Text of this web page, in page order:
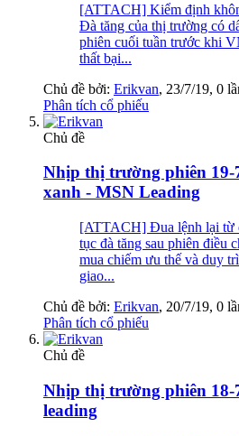
[ATTACH] Kiểm định
Đà tăng của thị trường có
phiên cuối tuần trước khi
thất bại...
Chủ đề bởi: Erikvan, 23/7/19, 0
Phân tích cổ phiếu
Chủ đề
Nhịp thị trường phiên
xanh - MSN Leading
[ATTACH] Đua lệnh lại từ
tục đà tăng sau phiên điều
mua chiếm ưu thế và duy
giao...
Chủ đề bởi: Erikvan, 20/7/19, 0
Phân tích cổ phiếu
Chủ đề
Nhịp thị trường phiên
leading